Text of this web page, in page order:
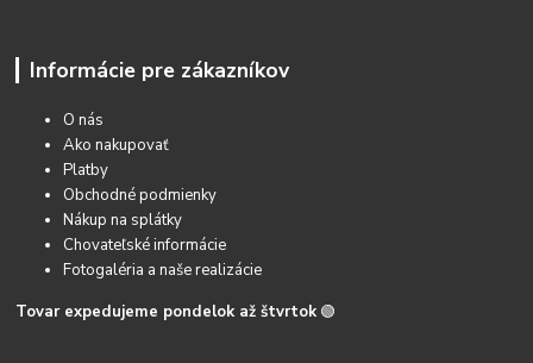
Informácie pre zákazníkov
O nás
Ako nakupovať
Platby
Obchodné podmienky
Nákup na splátky
Chovateľské informácie
Fotogaléria a naše realizácie
Tovar expedujeme pondelok až štvrtok 🟢